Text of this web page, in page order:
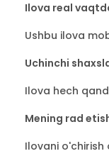
Ilova real
Ushbu ilova
Uchinchi
Ilova hech
Mening rad
Ilovani